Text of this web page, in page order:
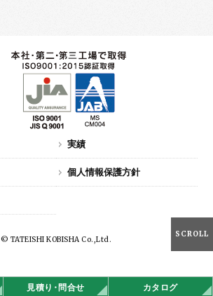
SCROLL
見積り・ 問合せ カタログ
実績
個人情報保護方針
© TATEISHI KOBISHA Co.,Ltd.